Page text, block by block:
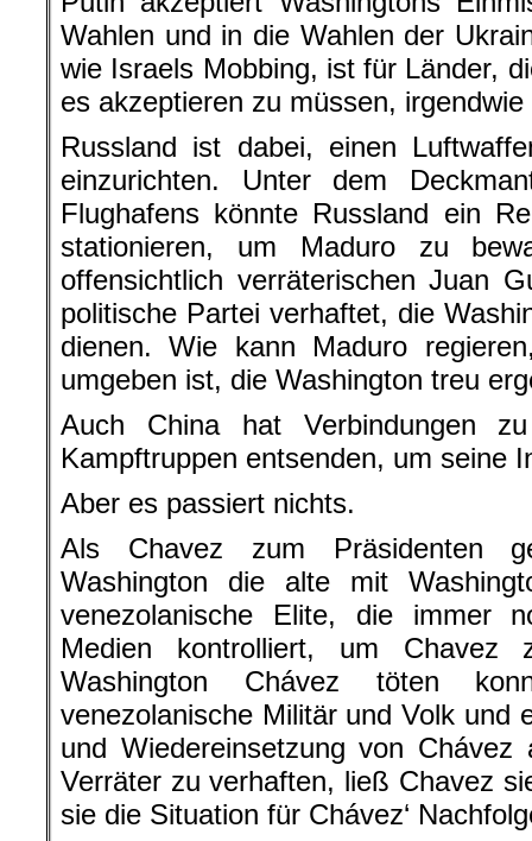
Wahlen und in die Wahlen der
wie Israels Mobbing, ist für Länder,
es akzeptieren zu müssen,
Russland ist dabei, einen
einzurichten. Unter dem
Flughafens könnte Russland ein
stationieren, um Maduro zu
offensichtlich verräterischen Juan
politische Partei verhaftet, die
dienen. Wie kann Maduro
umgeben ist, die Washington treu
Auch China hat Verbindungen
Kampftruppen entsenden, um seine
Aber es passiert nichts.
Als Chavez zum Präsidenten
Washington die alte mit
venezolanische Elite, die immer
Medien kontrolliert, um Chavez
Washington Chávez töten
venezolanische Militär und Volk und
und Wiedereinsetzung von
Verräter zu verhaften, ließ Chavez
sie die Situation für Chávez‘